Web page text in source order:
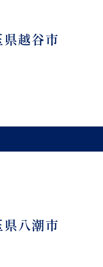
県越谷市
県八潮市